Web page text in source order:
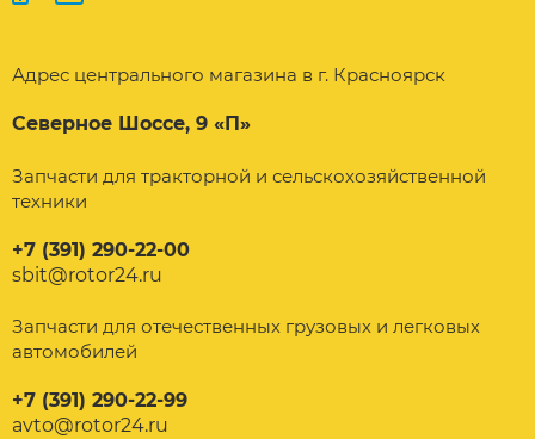
Адрес центрального магазина в г. Красноярск
Северное Шоссе, 9 «П»
Запчасти для тракторной и сельскохозяйственной
техники
+7 (391) 290-22-00
sbit@rotor24.ru
Запчасти для отечественных грузовых и легковых
автомобилей
+7 (391) 290-22-99
avto@rotor24.ru